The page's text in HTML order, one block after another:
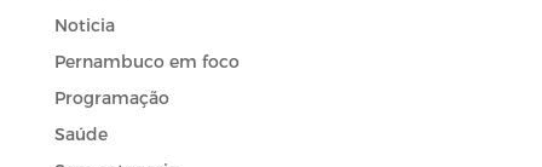
Noticia
Pernambuco em foco
Programação
Saúde